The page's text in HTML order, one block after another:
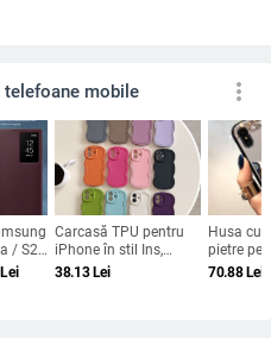
telefoane mobile
/ S22
Carcasă TPU pentru
iPhone în stil Ins,
design minimalist de
38.13Lei
Husa cu
pietre
si iPhone
70.88Lei
more_vert